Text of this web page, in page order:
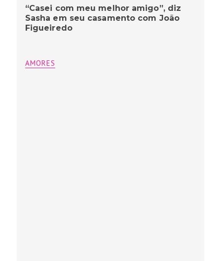
“Casei com meu melhor amigo”, diz
Sasha em seu casamento com João
Figueiredo
AMORES